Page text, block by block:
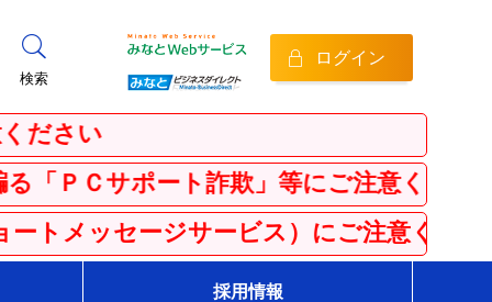
検索
ログイン
詐欺」等にご注意ください！
ービス）にご注意ください
採用情報